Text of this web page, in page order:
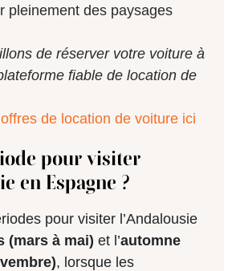
pleinement des paysages
de réserver votre voiture à
fiable de location de
de location de voiture ici
pour visiter
en Espagne ?
pour visiter l’Andalousie
(mars à mai) et l’automne
, lorsque les